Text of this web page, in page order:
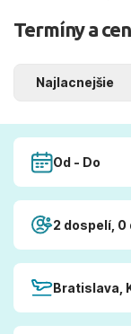
Termíny a
Najlacnejšie
Od - Do
2 dospelí, 0
Bratislava,